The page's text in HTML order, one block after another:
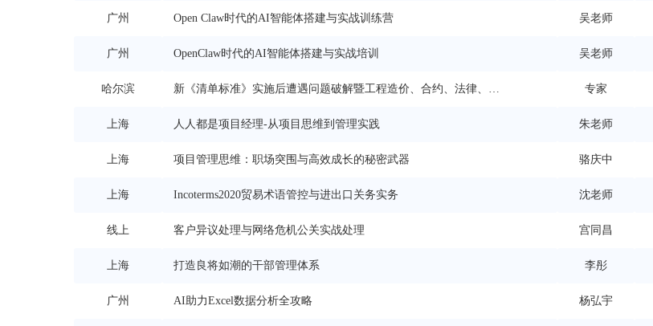
题处理、风险规避与信息
广州 Open Claw时代的AI智能体搭建与实战训练营 吴老师
广州 OpenClaw时代的AI智能体搭建与实战培训 吴老师
哈尔滨 新《清单标准》实施后遭遇问题破解暨工程造价、合约、法律、合
规、审计财评及司法鉴定
专家
上海 人人都是项目经理-从项目思维到管理实践 朱老师
上海 项目管理思维：职场突围与高效成长的秘密武器 骆庆中
上海 Incoterms2020贸易术语管控与进出口关务实务 沈老师
线上 客户异议处理与网络危机公关实战处理 宫同昌
上海 打造良将如潮的干部管理体系 李彤
广州 AI助力Excel数据分析全攻略 杨弘宇